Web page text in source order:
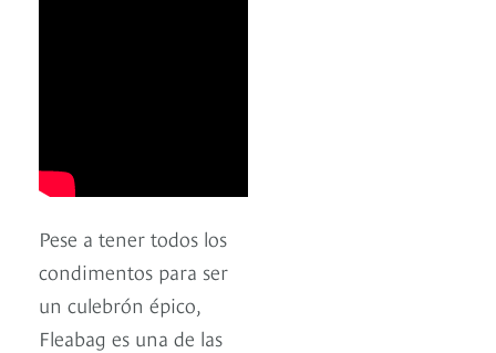
Pese a tener todos los
condimentos para ser
un culebrón épico,
Fleabag es una de las